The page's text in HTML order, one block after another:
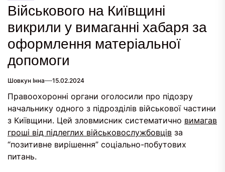
Військового на Київщині
викрили у вимаганні хабаря за
оформлення матеріальної
допомоги
Шовкун Інна 15.02.2024
Правоохоронні органи оголосили про підозру
начальнику одного з підрозділів військової частини
з Київщини. Цей зловмисник систематично вимагав
гроші від підлеглих військовослужбовців за
“позитивне вирішення” соціально-побутових
питань.